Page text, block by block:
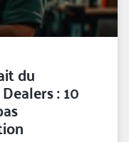
du
: 10